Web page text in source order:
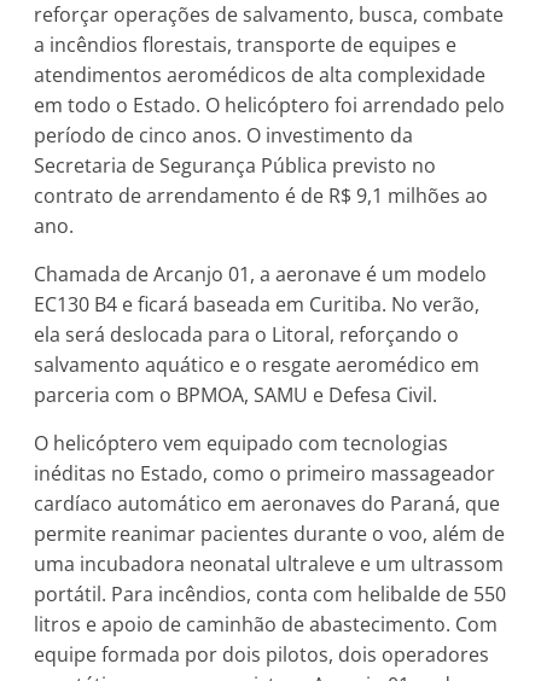
reforçar operações de salvamento, busca, combate
a incêndios florestais, transporte de equipes e
atendimentos aeromédicos de alta complexidade
em todo o Estado. O helicóptero foi arrendado pelo
período de cinco anos. O investimento da
Secretaria de Segurança Pública previsto no
contrato de arrendamento é de R$ 9,1 milhões ao
ano.
Chamada de Arcanjo 01, a aeronave é um modelo
EC130 B4 e ficará baseada em Curitiba. No verão,
ela será deslocada para o Litoral, reforçando o
salvamento aquático e o resgate aeromédico em
parceria com o BPMOA, SAMU e Defesa Civil.
O helicóptero vem equipado com tecnologias
inéditas no Estado, como o primeiro massageador
cardíaco automático em aeronaves do Paraná, que
permite reanimar pacientes durante o voo, além de
uma incubadora neonatal ultraleve e um ultrassom
portátil. Para incêndios, conta com helibalde de 550
litros e apoio de caminhão de abastecimento. Com
equipe formada por dois pilotos, dois operadores